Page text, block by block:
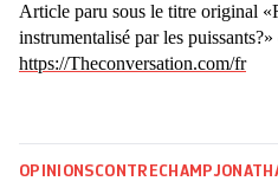
Article paru sous le titre original
instrumentalisé par les puissants?»
https://Theconversation.com/fr
OPINIONSCONTRECHAMP